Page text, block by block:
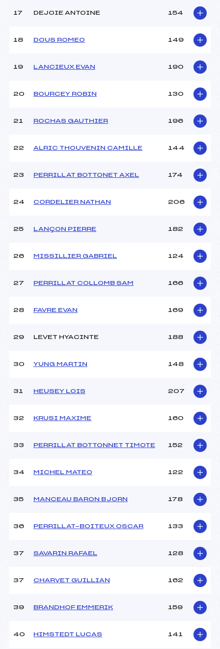
17 DEJOIE ANTOINE 154
18 DOUS ROMEO 149
19 LANCIEUX EVAN 190
20 BOURCEY ROBIN 130
21 ROCHAS GAUTHIER 196
22 ALRIC THOUVENIN CAMILLE 144
23 PERRILLAT BOTTONET AXEL 174
24 CORDELIER NATHAN 206
25 LANÇON PIERRE 182
26 MISSILLIER GABRIEL 124
27 PERRILLAT COLLOMB SAM 166
28 FAVRE EVAN 169
29 LEVET HYACINTE 188
30 YUNG MARTIN 148
31 HEUSEY LOIS 207
32 KRUSI MAXIME 160
33 PERRILLAT BOTTONNET TIMOTE 152
34 MICHEL MATEO 122
35 MANCEAU BARON BJORN 178
36 PERRILLAT-BOITEUX OSCAR 133
37 SAVARIN RAFAEL 128
37 CHARVET GUILLIAN 162
39 BRANDHOF EMMERIK 159
40 HIMSTEDT LUCAS 141